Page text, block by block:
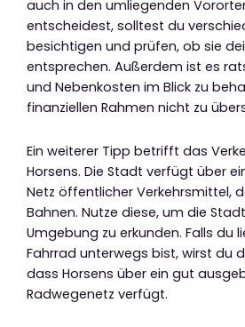
auch in den umliegenden
entscheidest, solltest du
besichtigen und prüfen, ob sie
entsprechen. Außerdem ist es
und Nebenkosten im Blick zu
finanziellen Rahmen nicht zu
Ein weiterer Tipp betrifft das
Horsens. Die Stadt verfügt über
Netz öffentlicher Verkehrsmittel,
Bahnen. Nutze diese, um die
Umgebung zu erkunden. Falls du
Fahrrad unterwegs bist, wirst du
dass Horsens über ein gut
Radwegenetz verfügt.